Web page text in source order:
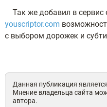
Так же добавил в сервис
youscriptor.com
с выбором дорожек и
Данная публикация
Мнение владельца сайта
автора.